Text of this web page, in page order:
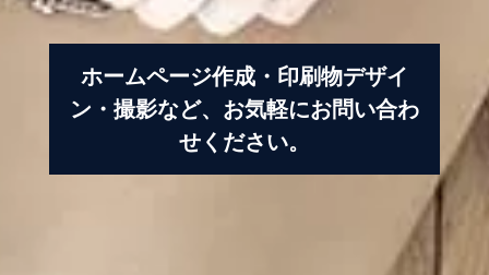
お問い合わせ
ホームページ作成・印刷物デザイ
ン・撮影など、お気軽にお問い合わ
せください。